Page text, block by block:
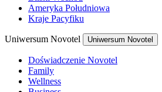
Ameryka Południowa
Kraje Pacyfiku
Uniwersum Novotel Uniwersum Novotel
Doświadczenie Novotel
Family
Wellness